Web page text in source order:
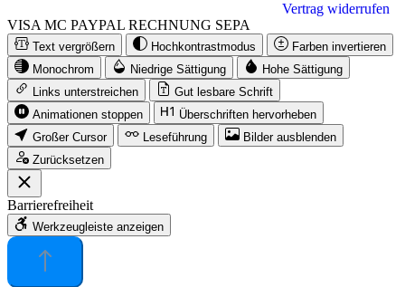
Vertrag widerrufen
VISA MC PAYPAL RECHNUNG SEPA
Text vergrößern Hochkontrastmodus
Farben invertieren
Monochrom
Niedrige Sättigung
Hohe Sättigung
Links unterstreichen
Gut lesbare Schrift
Animationen stoppen
Überschriften hervorheben
Großer Cursor
Leseführung
Bilder ausblenden
Zurücksetzen
Barrierefreiheit
Werkzeugleiste anzeigen